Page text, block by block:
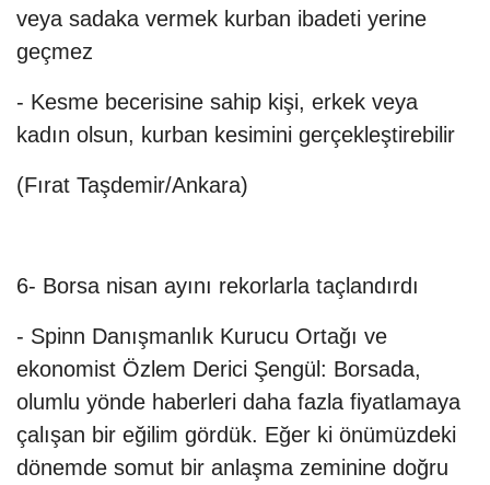
veya sadaka vermek kurban ibadeti yerine
geçmez
- Kesme becerisine sahip kişi, erkek veya
kadın olsun, kurban kesimini gerçekleştirebilir
(Fırat Taşdemir/Ankara)
6- Borsa nisan ayını rekorlarla taçlandırdı
- Spinn Danışmanlık Kurucu Ortağı ve
ekonomist Özlem Derici Şengül: Borsada,
olumlu yönde haberleri daha fazla fiyatlamaya
çalışan bir eğilim gördük. Eğer ki önümüzdeki
dönemde somut bir anlaşma zeminine doğru